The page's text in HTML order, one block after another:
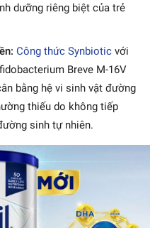
dưỡng riêng biệt của trẻ
Công thức Synbiotic với
Breve M-16V
bằng hệ vi sinh vật đường
thiếu do không tiếp
sinh tự nhiên.